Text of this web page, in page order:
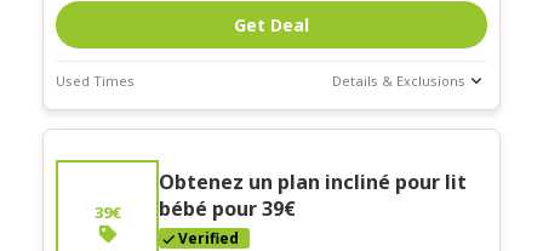
Get Deal
Used Times Details & Exclusions
Deal Stats
Expires:
39€
Obtenez un plan incliné pour lit
bébé pour 39€
Verified